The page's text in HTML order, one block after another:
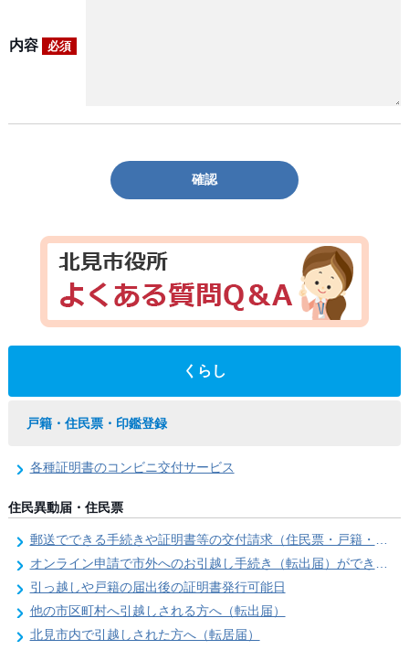
内容 必須
確認
くらし
戸籍・住民票・印鑑登録
各種証明書のコンビニ交付サービス
住民異動届・住民票
郵送でできる手続きや証明書等の交付請求（住民票・戸籍・国民年金関係）
オンライン申請で市外へのお引越し手続き（転出届）ができます
引っ越しや戸籍の届出後の証明書発行可能日
他の市区町村へ引越しされる方へ（転出届）
北見市内で引越しされた方へ（転居届）